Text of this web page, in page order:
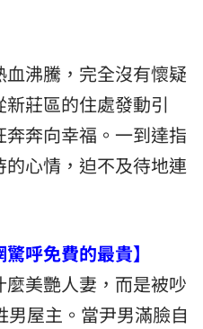
沸騰，完全沒有懷疑
莊區的住處發動引
奔向幸福。一到達指
心情，迫不及待地連
呼免費的最貴】
美艷人妻，而是被吵
屋主。當尹男滿臉自